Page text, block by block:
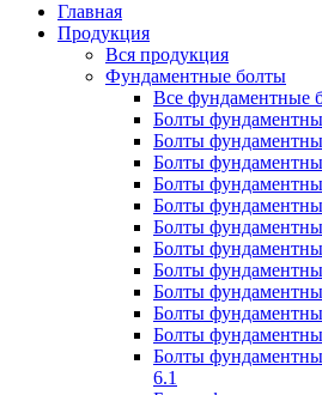
Главная
Продукция
Вся продукция
Фундаментные болты
Все фундаментные
Болты
Болты
Болты
Болты
Болты
Болты
Болты
Болты
Болты
Болты
Болты
Болты
6.1